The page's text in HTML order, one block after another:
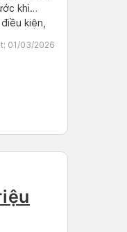
khi
kiện,
01/03/2026